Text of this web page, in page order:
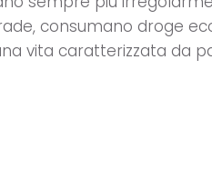
consumano droge
vita caratterizzata da